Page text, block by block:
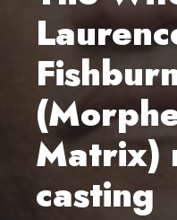
Matrix)
casting